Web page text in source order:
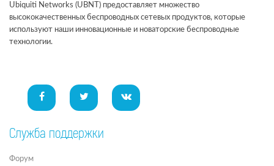
Ubiquiti Networks (UBNT) предоставляет множество
высококачественных беспроводных сетевых продуктов, которые
используют наши инновационные и новаторские беспроводные
технологии.
Служба поддержки
Форум